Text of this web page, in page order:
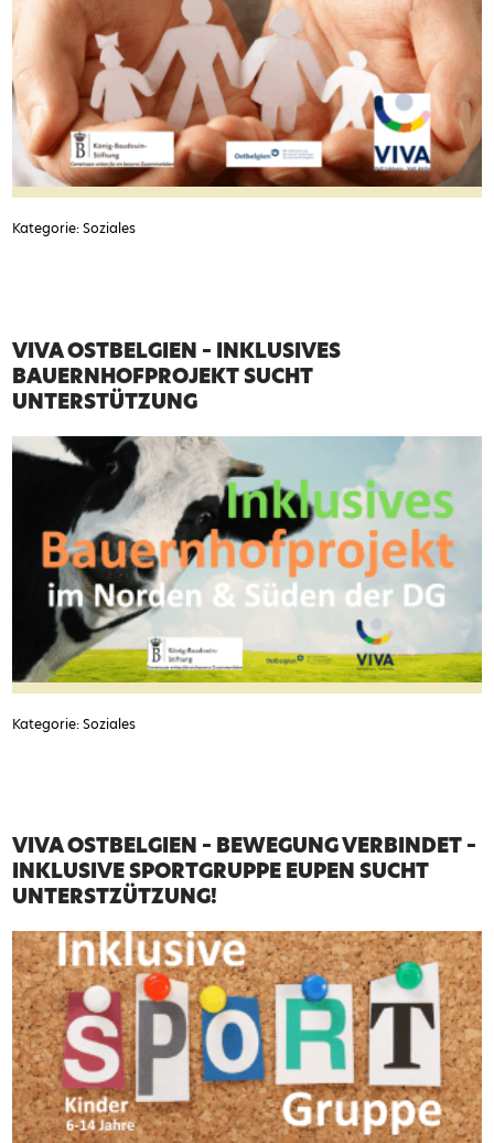
Kategorie: Soziales
VIVA OSTBELGIEN – INKLUSIVES
BAUERNHOFPROJEKT SUCHT
UNTERSTÜTZUNG
Kategorie: Soziales
VIVA OSTBELGIEN – BEWEGUNG VERBINDET –
INKLUSIVE SPORTGRUPPE EUPEN SUCHT
UNTERSTZÜTZUNG!